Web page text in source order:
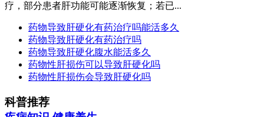
疗，部分患者肝功能可能逐渐恢复；若已...
药物导致肝硬化有药治疗吗能活多久
药物导致肝硬化有药治疗吗
药物导致肝硬化腹水能活多久
药物性肝损伤可以导致肝硬化吗
药物性肝损伤会导致肝硬化吗
科普推荐